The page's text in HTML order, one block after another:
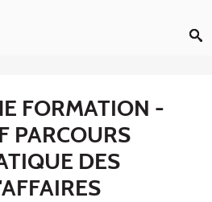
FORMATION -
PARCOURS
DES